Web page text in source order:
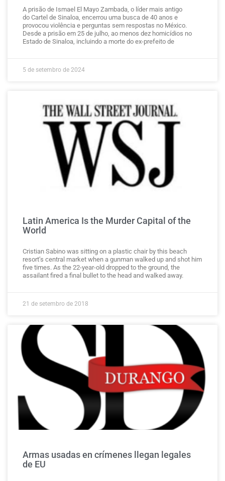
A prisão de Ismael El Mayo Zambada, o líder mais antigo
do Cartel de Sinaloa, encerrou uma busca de 40 anos e
provocou violência e perguntas sem respostas no México.
Desde a prisão em 25 de julho, ao menos dez homicídios no
Estado de Sinaloa, incluindo a morte do ex-prefeito de
5 de setembro de 2024
Latin America Is the Murder Capital of the
World
Cristian Sabino was sitting on a plastic chair by this beach
resort’s central market when a gunman walked up and shot him
five times. As the 22-year-old dropped to the ground, the
assailant fired a final bullet to the head and walked away.
21 de setembro de 2018
Armas usadas en crímenes llegan legales
de EU